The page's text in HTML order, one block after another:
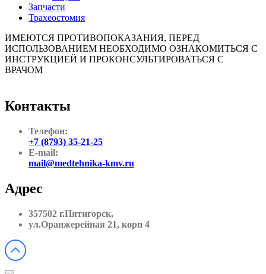
Запчасти
Трахеостомия
ИМЕЮТСЯ ПРОТИВОПОКАЗАНИЯ, ПЕРЕД
ИСПОЛЬЗОВАНИЕМ НЕОБХОДИМО ОЗНАКОМИТЬСЯ С
ИНСТРУКЦИЕЙ И ПРОКОНСУЛЬТИРОВАТЬСЯ С
ВРАЧОМ
Контакты
Телефон:
+7 (8793) 35-21-25
E-mail:
mail@medtehnika-kmv.ru
Адрес
357502 г.Пятигорск,
ул.Оранжерейная 21, корп 4